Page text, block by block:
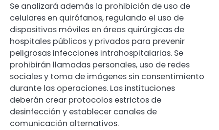
Se analizará además la prohibición de uso de
celulares en quirófanos, regulando el uso de
dispositivos móviles en áreas quirúrgicas de
hospitales públicos y privados para prevenir
peligrosas infecciones intrahospitalarias. Se
prohibirán llamadas personales, uso de redes
sociales y toma de imágenes sin consentimiento
durante las operaciones. Las instituciones
deberán crear protocolos estrictos de
desinfección y establecer canales de
comunicación alternativos.